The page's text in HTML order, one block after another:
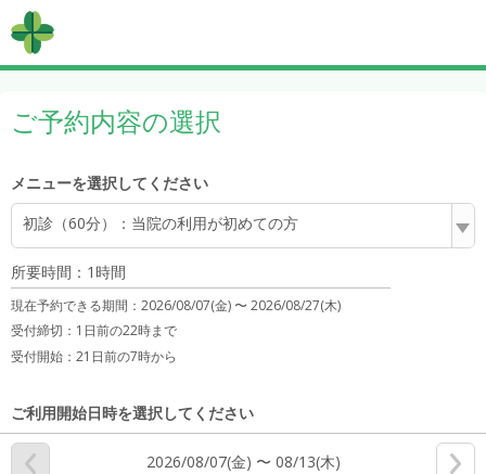
ご予約内容の選択
メニューを選択してください
初診（60分）：当院の利用が初めての方
所要時間：1時間
現在予約できる期間： 2026/08/07(金) 〜2026/08/27(木)
受付締切： 1日前の22時まで
受付開始： 21日前の7時から
ご利用開始日時を選択してください
2026/08/07(金) 〜 08/13(木)